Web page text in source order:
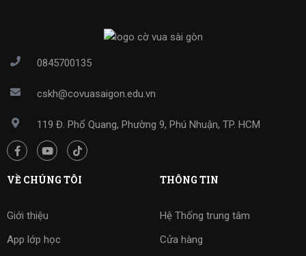
0845700135
cskh@covuasaigon.edu.vn
119 Đ. Phổ Quang, Phường 9, Phú Nhuận, TP. HCM
VỀ CHÚNG TÔI
Giới thiệu
App lớp học
THÔNG TIN
Hệ Thống trung tâm
Cửa hàng